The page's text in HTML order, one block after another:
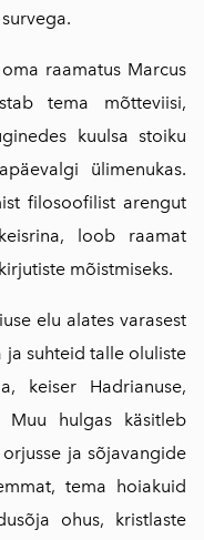
raamatus Marcus
tema mõtteviisi,
kuulsa stoiku
ülimenukas.
filosoofilist arengut
loob raamat
mõistmiseks.
elu alates varasest
ja suhteid talle oluliste
keiser Hadrianuse,
Muu hulgas käsitleb
ja sõjavangide
tema hoiakuid
ohus, kristlaste